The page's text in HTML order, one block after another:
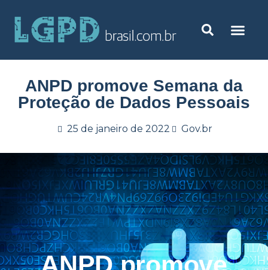
ANPD promove Semana da
Proteção de Dados Pessoais
25 de janeiro de 2022 Gov.br